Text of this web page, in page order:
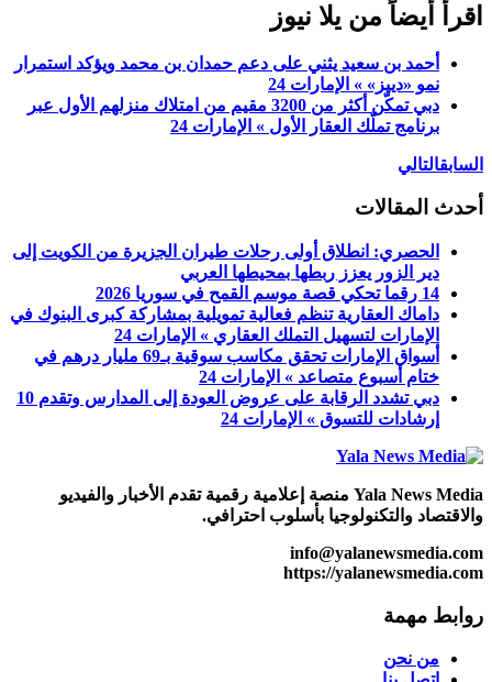
اقرأ أيضاً من يلا نيوز
أحمد بن سعيد يثني على دعم حمدان بن محمد ويؤكد استمرار
نمو «دييز» » الإمارات 24
دبي تمكّن أكثر من 3200 مقيم من امتلاك منزلهم الأول عبر
برنامج تملّك العقار الأول » الإمارات 24
السابقالتالي
أحدث المقالات
الحصري: انطلاق أولى رحلات طيران الجزيرة من الكويت إلى
دير الزور يعزز ربطها بمحيطها العربي
14 رقما تحكي قصة موسم القمح في سوريا 2026
داماك العقارية تنظم فعالية تمويلية بمشاركة كبرى البنوك في
الإمارات لتسهيل التملك العقاري » الإمارات 24
أسواق الإمارات تحقق مكاسب سوقية بـ69 مليار درهم في
ختام أسبوع متصاعد » الإمارات 24
دبي تشدد الرقابة على عروض العودة إلى المدارس وتقدم 10
إرشادات للتسوق » الإمارات 24
Yala News Media منصة إعلامية رقمية تقدم الأخبار والفيديو
والاقتصاد والتكنولوجيا بأسلوب احترافي.
info@yalanewsmedia.com
https://yalanewsmedia.com
روابط مهمة
من نحن